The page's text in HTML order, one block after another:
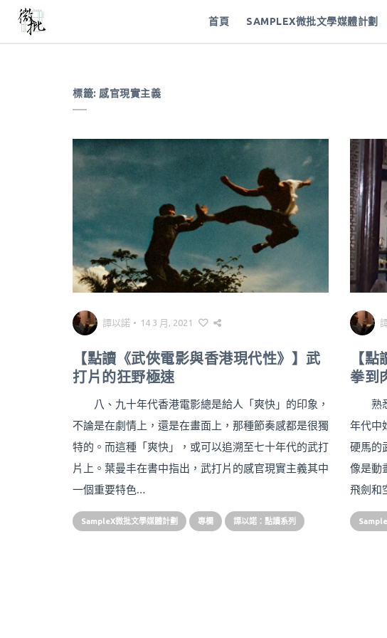
首頁 SAMPLEX微批文學媒體計劃
標籤: 感官現實主義
譚以諾 • 14 3 月, 2021
【點讀《武俠電影與香港現代性》】武
打片的狂野極速
八、九十年代香港電影總是給人「爽快」的印象，
不論是在劇情上，還是在畫面上，那種節奏感都是很獨
特的。而這種「爽快」，或可以追溯至七十年代的武打
片上。葉曼丰在書中指出，武打片的感官現實主義其中
一個重要特色…
SampleX微批文學媒體計劃 專欄 譚以諾：點讀系列
【
拳到
熟悉
年代中
硬馬的
像是動
飛劍和